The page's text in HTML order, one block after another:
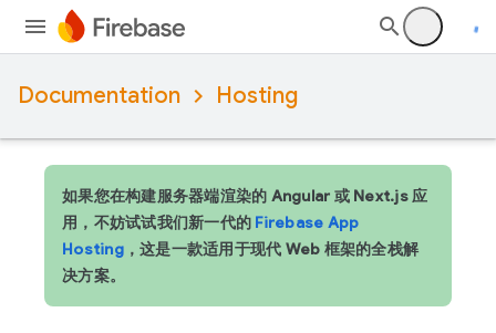
Documentation Hosting
如果您在构建服务器端渲染的 Angular 或 Next.js 应
用，不妨试试我们新一代的 Firebase App
Hosting，这是一款适用于现代 Web 框架的全栈解
决方案。